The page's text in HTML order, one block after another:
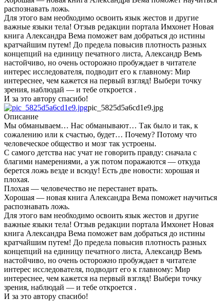
распознавать ложь.
Для этого вам необходимо освоить язык жестов и другие
важные языки тела! Отзыв редакции портала Имхонет Новая
книга Александра Вема поможет вам добраться до истины
кратчайшим путем! До предела повысив плотность разных
концепций на единицу печатного листа, Александр Вемъ
настойчиво, но очень осторожно пробуждает в читателе
интерес исследователя, подводит его к главному: Мир
интереснее, чем кажется на первый взгляд! Выбери точку
зрения, наблюдай — и тебе откроется .
И за это автору спасибо!
pic_5825d5a6cd1e9.jpg
Описание
Мы обманываем… Нас обманывают… Так было и так, к
сожалению или к счастью, будет… Почему? Потому что
человеческое общество и мозг так устроены.
С самого детства нас учат не говорить правду: сначала с
благими намерениями, а уж потом поражаются — откуда
берется ложь везде и всюду! Есть две новости: хорошая и
плохая.
Плохая — человечество не перестанет врать.
Хорошая — новая книга Александра Вема поможет научиться
распознавать ложь.
Для этого вам необходимо освоить язык жестов и другие
важные языки тела! Отзыв редакции портала Имхонет Новая
книга Александра Вема поможет вам добраться до истины
кратчайшим путем! До предела повысив плотность разных
концепций на единицу печатного листа, Александр Вемъ
настойчиво, но очень осторожно пробуждает в читателе
интерес исследователя, подводит его к главному: Мир
интереснее, чем кажется на первый взгляд! Выбери точку
зрения, наблюдай — и тебе откроется .
И за это автору спасибо!